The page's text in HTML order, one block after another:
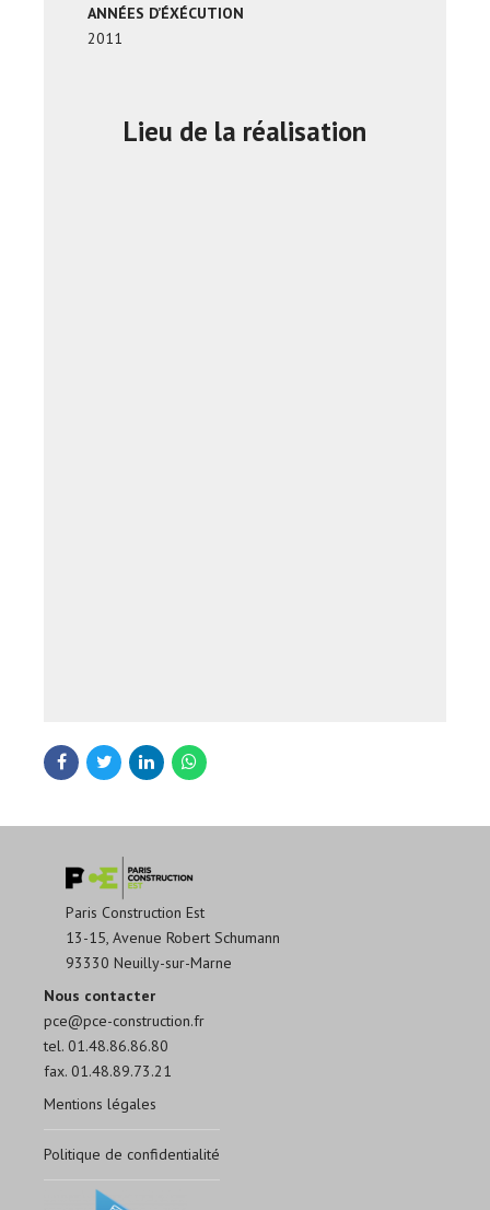
ANNÉES D’ÉXÉCUTION
2011
Lieu de la réalisation
Paris Construction Est
13-15, Avenue Robert Schumann
93330 Neuilly-sur-Marne
Nous contacter
pce@pce-construction.fr
tel. 01.48.86.86.80
fax. 01.48.89.73.21
Mentions légales
Politique de confidentialité